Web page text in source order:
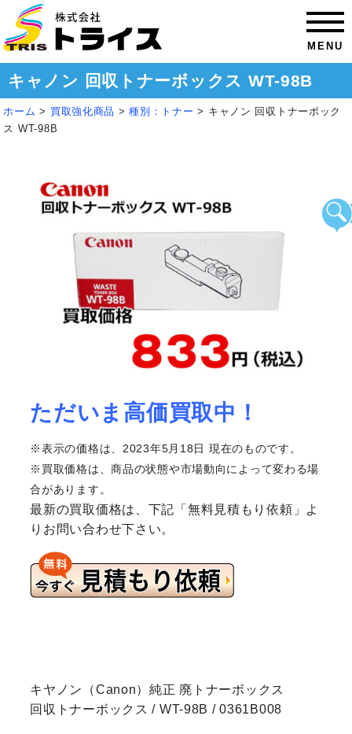
MENU
キャノン 回収トナーボックス WT-98B
ホーム > 買取強化商品 >種別：トナー > キャノン 回収トナーボック
ス WT-98B
ただいま高価買取中！
※表示の価格は、2023年5月18日 現在のものです。
※買取価格は、商品の状態や市場動向によって変わる場
合があります。
最新の買取価格は、下記「無料見積もり依頼」よ
りお問い合わせ下さい。
キヤノン（Canon）純正 廃トナーボックス
回収トナーボックス / WT-98B / 0361B008